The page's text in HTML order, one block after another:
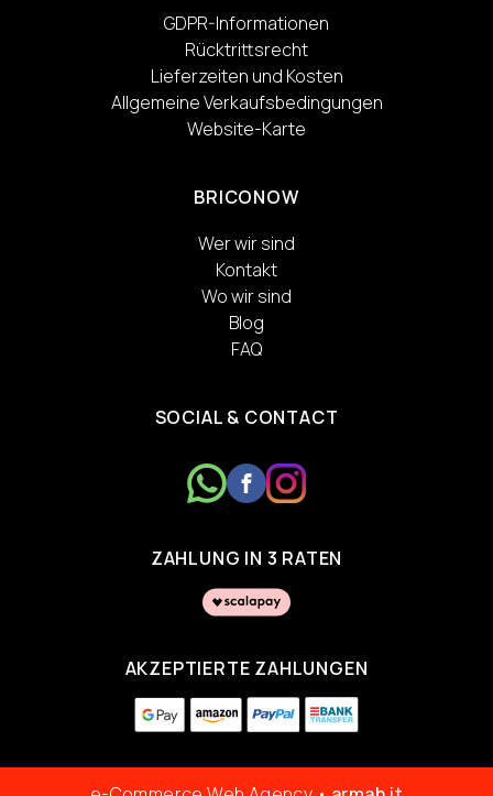
GDPR-Informationen
Rücktrittsrecht
Lieferzeiten und Kosten
Allgemeine Verkaufsbedingungen
Website-Karte
BRICONOW
Wer wir sind
Kontakt
Wo wir sind
Blog
FAQ
SOCIAL & CONTACT
ZAHLUNG IN 3 RATEN
AKZEPTIERTE ZAHLUNGEN